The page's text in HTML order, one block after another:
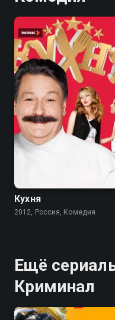
Кухня
2012, Россия, Комедия
Ещё
Криминал